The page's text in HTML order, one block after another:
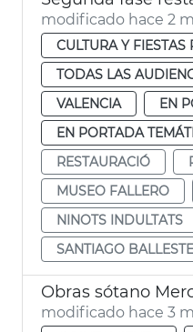
modificado hace 2
CULTURA Y FIESTAS
TODAS LAS
VALENCIA
EN
EN PORTADA
RESTAURACIÓ
MUSEO FALLERO
NINOTS INDULTATS
SANTIAGO
modificado hace 3